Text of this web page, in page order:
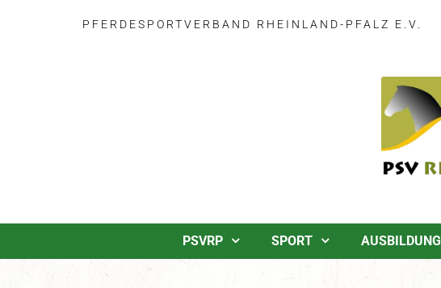
PFERDESPORTVERBAND RHEINLAND-PFALZ E.V.
PSVRP SPORT AUSBILDUNG